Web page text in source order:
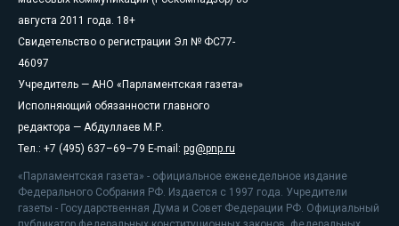
августа 2011 года. 18+
Свидетельство о регистрации Эл № ФС77-
46097
Учредитель — АНО «Парламентская газета»
Исполняющий обязанности главного
редактора — Абдуллаев М.Р.
Тел.: +7 (495) 637–69–79 E-mail: pg@pnp.ru
«Парламентская газета» - официальное еженедельное издание
Федерального Собрания РФ. Издается с 1997 года. Учредители
газеты - Государственная Дума и Совет Федерации РФ. Официальный